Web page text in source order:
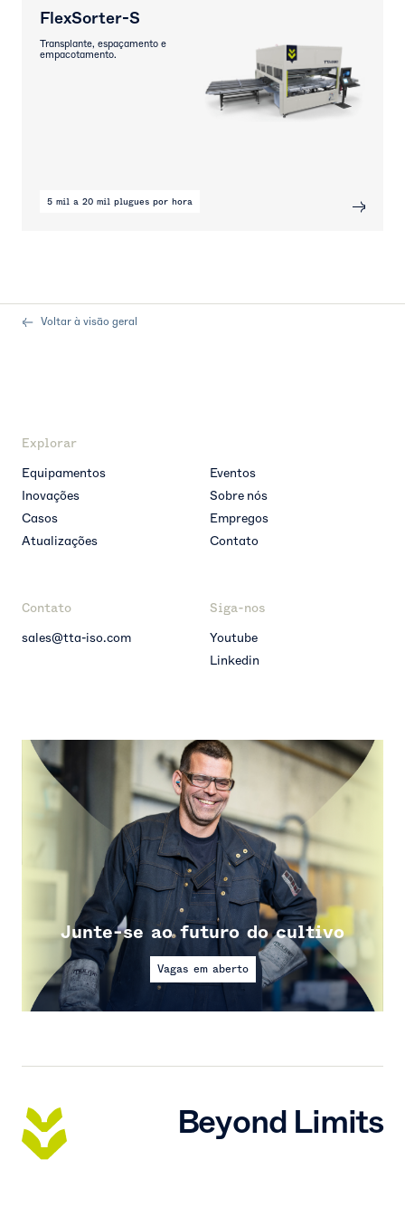
FlexSorter-S
Transplante, espaçamento e
empacotamento.
5 mil a 20 mil plugues por hora
Voltar à visão geral
Explorar
Equipamentos
Inovações
Casos
Atualizações
Eventos
Sobre nós
Empregos
Contato
Contato
sales@tta-iso.com
Siga-nos
Youtube
Linkedin
Junte-se ao futuro do cultivo
Vagas em aberto
Beyond Limits